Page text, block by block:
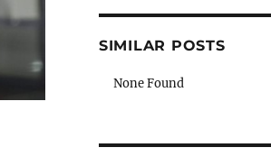
SIMILAR POSTS
None Found